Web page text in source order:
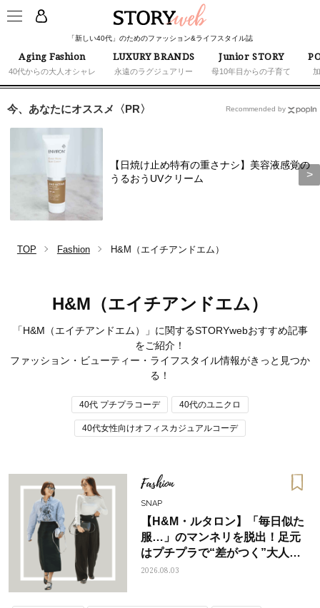
「新しい40代」のためのファッション&ライフスタイル誌
Aging Fashion
40代からの大人オシャレ
LUXURY BRANDS
永遠のラグジュアリー
Junior STORY
母10年目からの子育て
ママとパパに贈る「ジェンダーレ
ス学」
人気の40代髪型・ヘア
今、あなたにオススメ〈PR〉
【日焼け止め特有の重さナシ】美容液感覚の
うるおうUVクリーム
Recommended by
TOP Fashion H&M（エイチアンドエム）
H&M（エイチアンドエム）
「H&M（エイチアンドエム）」に関するSTORYwebおすすめ記事
をご紹介！
ファッション・ビューティー・ライフスタイル情報がきっと見つか
る！
40代 プチプラコーデ 40代のユニクロ
40代女性向けオフィスカジュアルコーデ
Fashion
SNAP
【H&M・ルタロン】「毎日似た
服…」のマンネリを脱出！足元
はプチプラで“差がつく”大人の
夏コーデ
2026.08.03